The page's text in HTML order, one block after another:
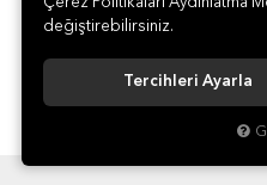
değiştirebilirsiniz.
Tercihleri Ayarla